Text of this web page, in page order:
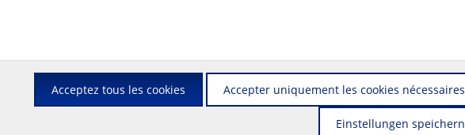
Acceptez tous les cookies Accepter uniquement les cookies nécessaires
Einstellungen speichern